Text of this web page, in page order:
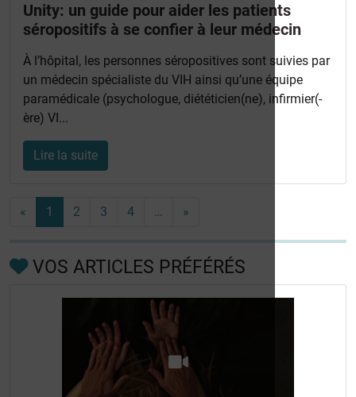
Unity: un guide pour aider les patients
séropositifs à se confier à leur médecin
À l’hôpital, les personnes séropositives sont suivies par
un médecin spécialiste du VIH ainsi qu’une équipe
paramédicale (psychologue, diététicien(ne), infirmier(-
ère) VI...
Lire la suite
« 1 2 3 4 … »
VOS ARTICLES PRÉFÉRÉS